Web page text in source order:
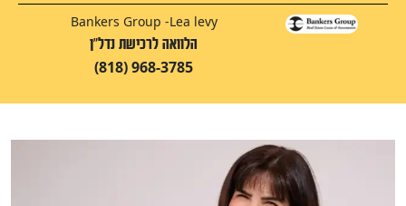
Bankers Group -Lea levy
הלוואה לרכישת נדל"ן
(818) 968-3785